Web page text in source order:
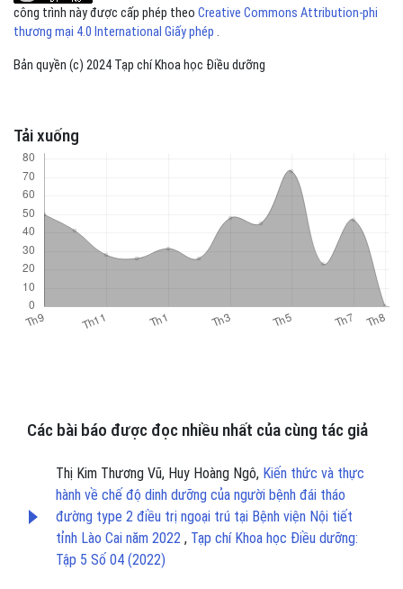
Tải xuống
công trình này được cấp phép theo Creative Commons Attribution-phi
thương mại 4.0 International Giấy phép .
Bản quyền (c) 2024 Tạp chí Khoa học Điều dưỡng
Các bài báo được đọc nhiều nhất của cùng tác giả
Thị Kim Thương Vũ, Huy Hoàng Ngô, Kiến thức và thực
hành về chế độ dinh dưỡng của người bệnh đái tháo
đường type 2 điều trị ngoại trú tại Bệnh viện Nội tiết
tỉnh Lào Cai năm 2022 , Tạp chí Khoa học Điều dưỡng:
Tập 5 Số 04 (2022)